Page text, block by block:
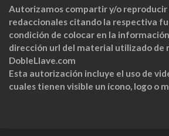
Autorizamos compartir y/o reproducir
redaccionales citando la respectiva
condición de colocar en la
dirección url del material utilizado de
DobleLlave.com
Esta autorización incluye el uso de
cuales tienen visible un ícono, logo o